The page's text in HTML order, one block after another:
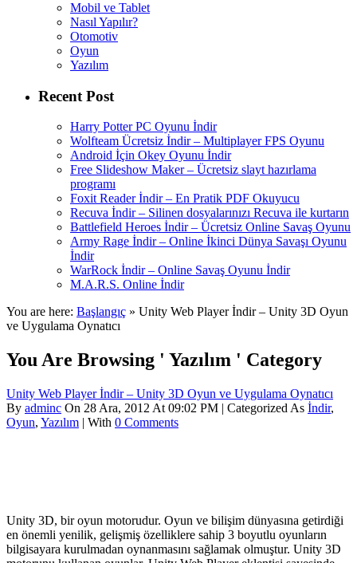
Mobil ve Tablet
Nasıl Yapılır?
Otomotiv
Oyun
Yazılım
Recent Post
Harry Potter PC Oyunu İndir
Wolfteam Ücretsiz İndir – Multiplayer FPS Oyunu
Android İçin Okey Oyunu İndir
Free Slideshow Maker – Ücretsiz slayt hazırlama
programı
Foxit Reader İndir – En Pratik PDF Okuyucu
Recuva İndir – Silinen dosyalarınızı Recuva ile kurtarın
Battlefield Heroes İndir – Ücretsiz Online Savaş Oyunu
Army Rage İndir – Online İkinci Dünya Savaşı Oyunu
İndir
WarRock İndir – Online Savaş Oyunu İndir
M.A.R.S. Online İndir
You are here: Başlangıç » Unity Web Player İndir – Unity 3D Oyun
ve Uygulama Oynatıcı
You Are Browsing ' Yazılım ' Category
Unity Web Player İndir – Unity 3D Oyun ve Uygulama Oynatıcı
By adminc On 28 Ara, 2012 At 09:02 PM | Categorized As İndir,
Oyun, Yazılım | With 0 Comments
Unity 3D, bir oyun motorudur. Oyun ve bilişim dünyasına getirdiği
en önemli yenilik, gelişmiş özelliklere sahip 3 boyutlu oyunların
bilgisayara kurulmadan oynanmasını sağlamak olmuştur. Unity 3D